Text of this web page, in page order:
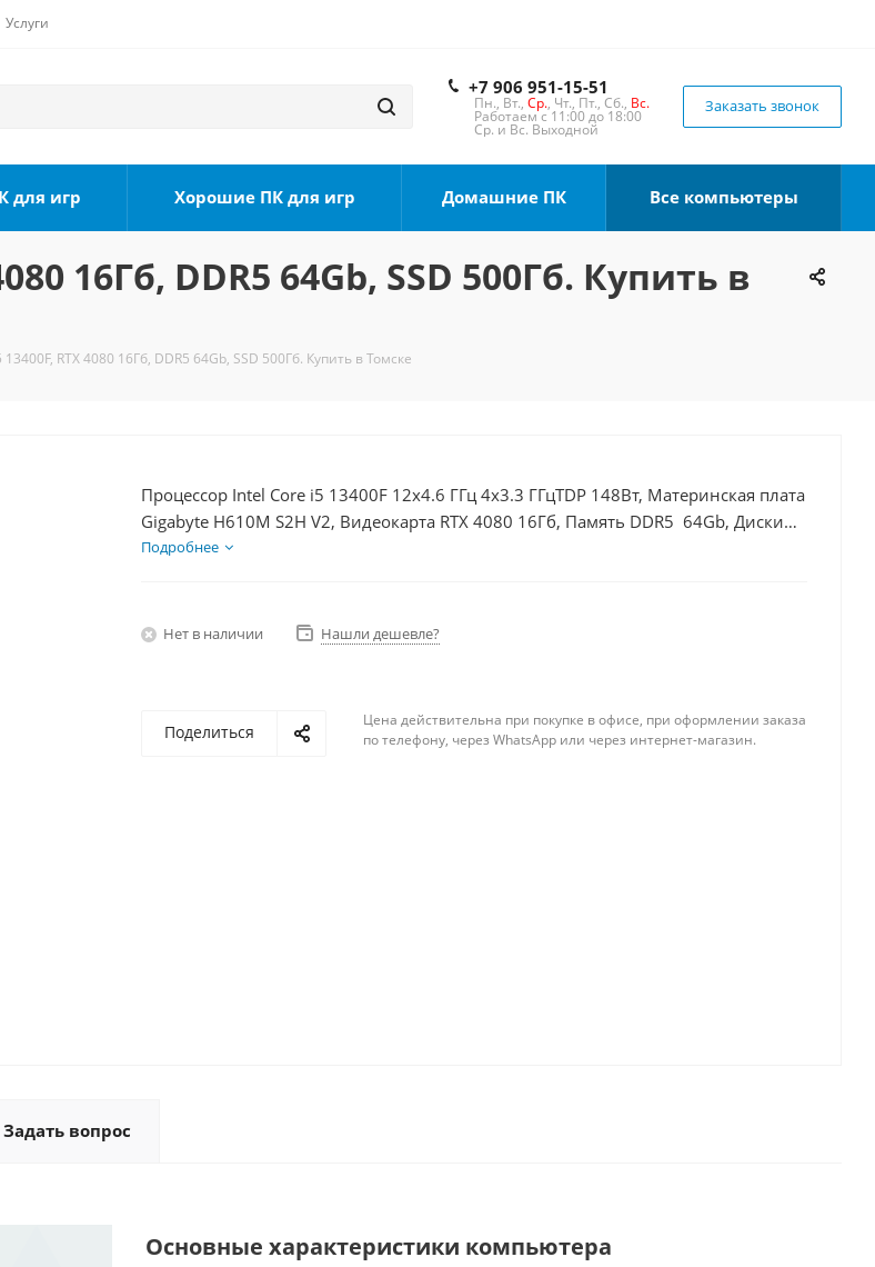
Услуги
+7 906 951-15-51
Пн., Вт., Ср., Чт., Пт., Сб., Вс.
Работаем с 11:00 до 18:00
Ср. и Вс. Выходной
Заказать звонок
для игр Хорошие ПК для игр Домашние ПК Все компьютеры
16Гб, DDR5 64Gb, SSD 500Гб. Купить в
RTX 4080 16Гб, DDR5 64Gb, SSD 500Гб. Купить в Томске
Процессор Intel Core i5 13400F 12x4.6 ГГц 4x3.3 ГГцTDP 148Вт, Материнская плата
Gigabyte H610M S2H V2, Видеокарта RTX 4080 16Гб, Память DDR5 64Gb, Диски
SSD 500Гб, БП 850Вт
Подробнее
Нет в наличии Нашли дешевле?
Поделиться
Цена действительна при покупке в офисе, при оформлении заказа
по телефону, через WhatsApp или через интернет-магазин.
Задать вопрос
Основные характеристики компьютера